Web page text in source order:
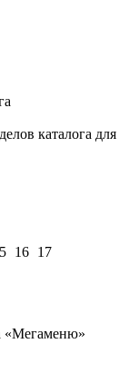
каталога для
16 17
«Мегаменю»